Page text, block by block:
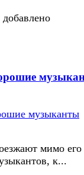
мимо его
к...